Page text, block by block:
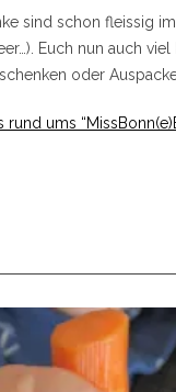
sind schon fleissig
Euch nun auch viel
oder
rund ums